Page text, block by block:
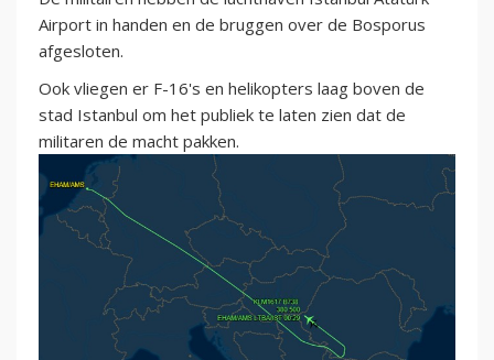
Airport in handen en de bruggen over de Bosporus
afgesloten.
Ook vliegen er F-16's en helikopters laag boven de
stad Istanbul om het publiek te laten zien dat de
militaren de macht pakken.